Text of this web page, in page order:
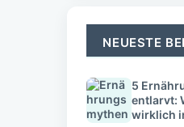
NEUESTE
5
entlarvt:
wirklich